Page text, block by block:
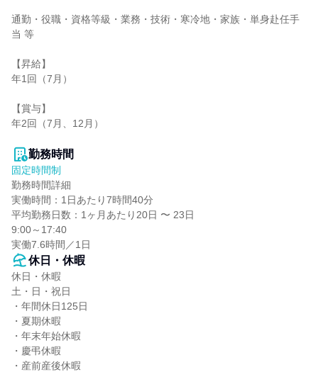
通勤・役職・資格等級・業務・技術・寒冷地・家族・単身赴任手
当 等
【昇給】
年1回（7月）
【賞与】
年2回（7月、12月）
勤務時間
固定時間制
勤務時間詳細
実働時間：1日あたり7時間40分
平均勤務日数：1ヶ月あたり20日 〜 23日
9:00～17:40
実働7.6時間／1日
休日・休暇
休日・休暇
土・日・祝日
・年間休日125日
・夏期休暇
・年末年始休暇
・慶弔休暇
・産前産後休暇